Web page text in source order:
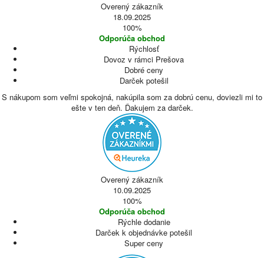
Overený zákazník
18.09.2025
100%
Odporúča obchod
Rýchlosť
Dovoz v rámci Prešova
Dobré ceny
Darček potešil
S nákupom som veľmi spokojná, nakúpila som za dobrú cenu, doviezli mi to
ešte v ten deň. Ďakujem za darček.
Overený zákazník
10.09.2025
100%
Odporúča obchod
Rýchle dodanie
Darček k objednávke potešil
Super ceny